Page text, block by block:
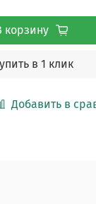
Добавить в
корзину
в 1 клик